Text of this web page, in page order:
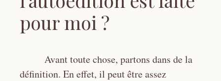
pour moi ?
Avant toute chose, partons dans de la
définition. En effet, il peut être assez